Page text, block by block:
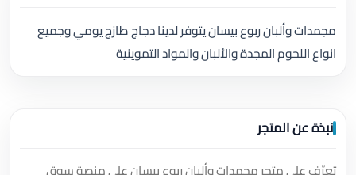
مجمدات وألبان ربوع بيسان يتوفر لدينا دجاج طازج يومي وجميع
انواع اللحوم المجدة والألبان والمواد التموينية
نبذة عن المتجر